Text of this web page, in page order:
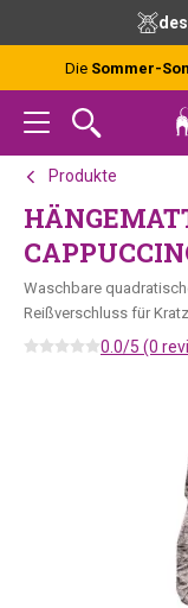
content
Die Sommer-
Produkte
Waschbare
Reißverschluss für
0.0/5 (0